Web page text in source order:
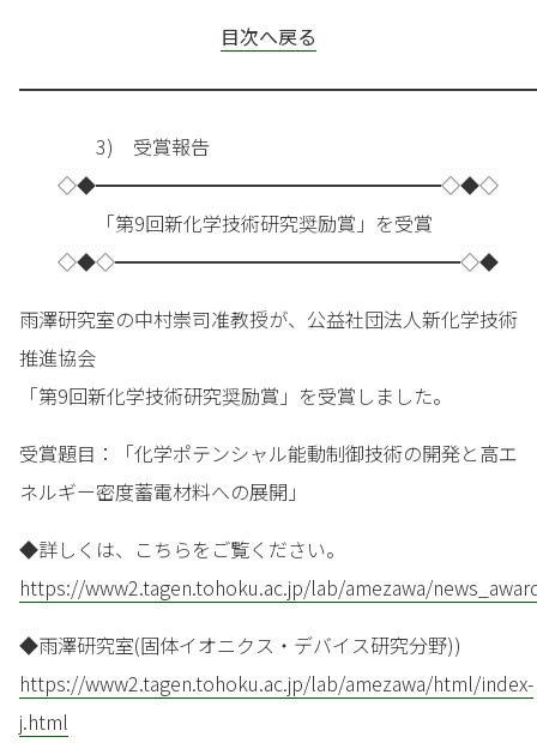
目次へ戻る
3) 受賞報告
◇◆━━━━━━━━━━━━━━━━━━◇◆◇
「第9回新化学技術研究奨励賞」を受賞
◇◆◇━━━━━━━━━━━━━━━━━━◇◆
雨澤研究室の中村崇司准教授が、公益社団法人新化学技術
推進協会
「第9回新化学技術研究奨励賞」を受賞しました。
受賞題目：「化学ポテンシャル能動制御技術の開発と高エ
ネルギー密度蓄電材料への展開」
◆詳しくは、こちらをご覧ください。
https://www2.tagen.tohoku.ac.jp/lab/amezawa/
◆雨澤研究室(固体イオニクス・デバイス研究分野))
https://www2.tagen.tohoku.ac.jp/lab/amezawa/html/index-
j.html